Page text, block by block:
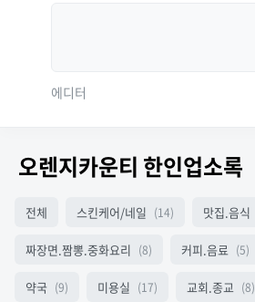
에디터
오렌지카운티 한인업소록
전체 스킨케어/네일 (14) 맛집.음식
짜장면.짬뽕.중화요리 (8) 커피.음료 (5)
약국 (9) 미용실 (17) 교회.종교 (8)